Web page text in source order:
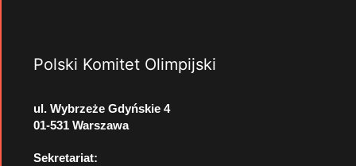
Polski Komitet Olimpijski
ul. Wybrzeże Gdyńskie 4
01-531 Warszawa
Sekretariat: